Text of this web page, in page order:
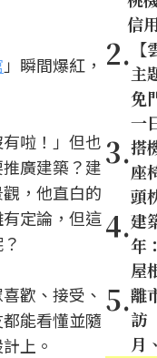
」瞬間爆紅，
啦！」但也
廣建築？建
，他直白的
定論，但這
歡、接受、
能看懂並隨
上。
信
2.主
免
一
3.搭
座
頭
4.建
年
屋
5.離
訪
月